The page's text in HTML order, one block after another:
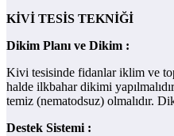
KİVİ TESİS TEKNİĞİ
Dikim Planı ve Dikim :
Kivi tesisinde fidanlar iklim ve
halde ilkbahar dikimi
temiz (nematodsuz) olmalıdır.
Destek Sistemi :